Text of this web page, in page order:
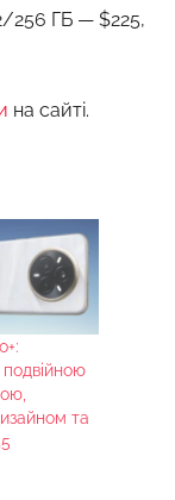
256 ГБ — $225,
на сайті.
та